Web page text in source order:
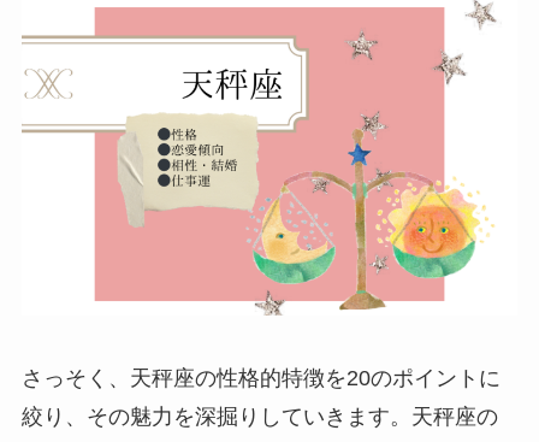
さっそく、天秤座の性格的特徴を20のポイントに
絞り、その魅力を深掘りしていきます。天秤座の